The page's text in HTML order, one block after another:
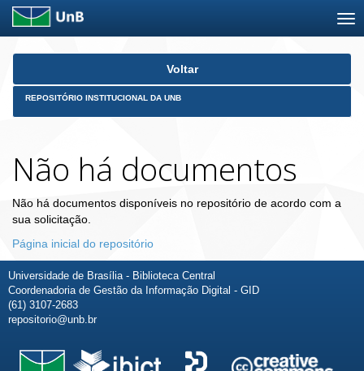
Skip
Voltar
REPOSITÓRIO INSTITUCIONAL DA UNB
Não há documentos
Não há documentos disponíveis no repositório de acordo com a
sua solicitação.
Página inicial do repositório
Universidade de Brasília - Biblioteca Central
Coordenadoria de Gestão da Informação Digital - GID
(61) 3107-2683
repositorio@unb.br